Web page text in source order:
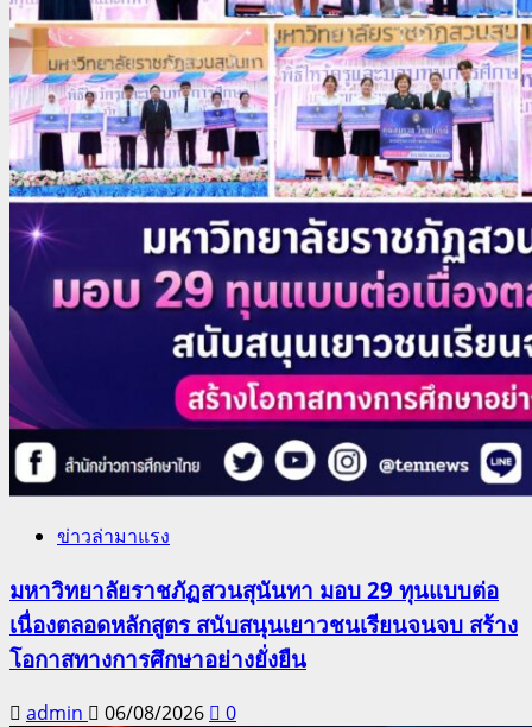
ข่าวล่ามาแรง
มหาวิทยาลัยราชภัฏสวนสุนันทา มอบ 29 ทุนแบบต่อ
เนื่องตลอดหลักสูตร สนับสนุนเยาวชนเรียนจนจบ สร้าง
โอกาสทางการศึกษาอย่างยั่งยืน
admin 06/08/2026 0